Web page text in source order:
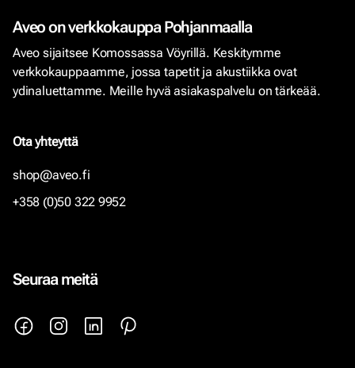
Aveo on verkkokauppa Pohjanmaalla
Aveo sijaitsee Komossassa Vöyrillä. Keskitymme
verkkokauppaamme, jossa tapetit ja akustiikka ovat
ydinaluettamme. Meille hyvä asiakaspalvelu on tärkeää.
Ota yhteyttä
shop@aveo.fi
+358 (0)50 322 9952
Seuraa meitä